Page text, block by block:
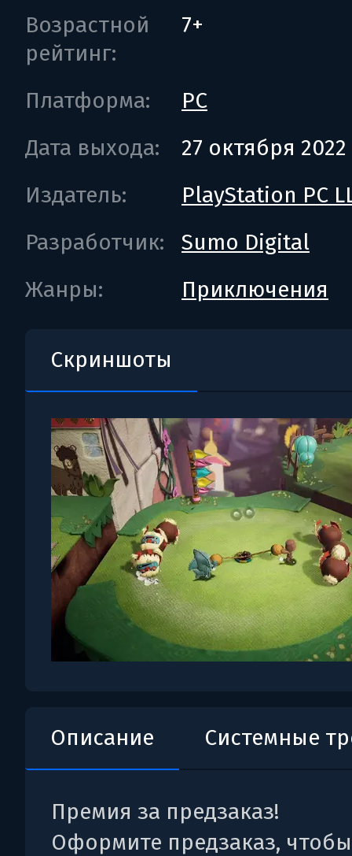
Возрастной
рейтинг:
7+
Платформа:
PC
Дата выхода:
27 октября 2022
Издатель:
PlayStation PC
Разработчик:
Sumo Digital
Жанры:
Приключения
Скриншоты
Описание Системные
Премия за предзаказ!
Оформите предзаказ, чтобы